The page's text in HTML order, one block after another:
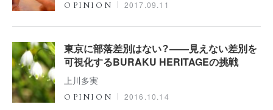
OPINION 2017.09.11
東京に部落差別はない？――見えない差別を
可視化するBURAKU HERITAGEの挑戦
上川多実
OPINION 2016.10.14